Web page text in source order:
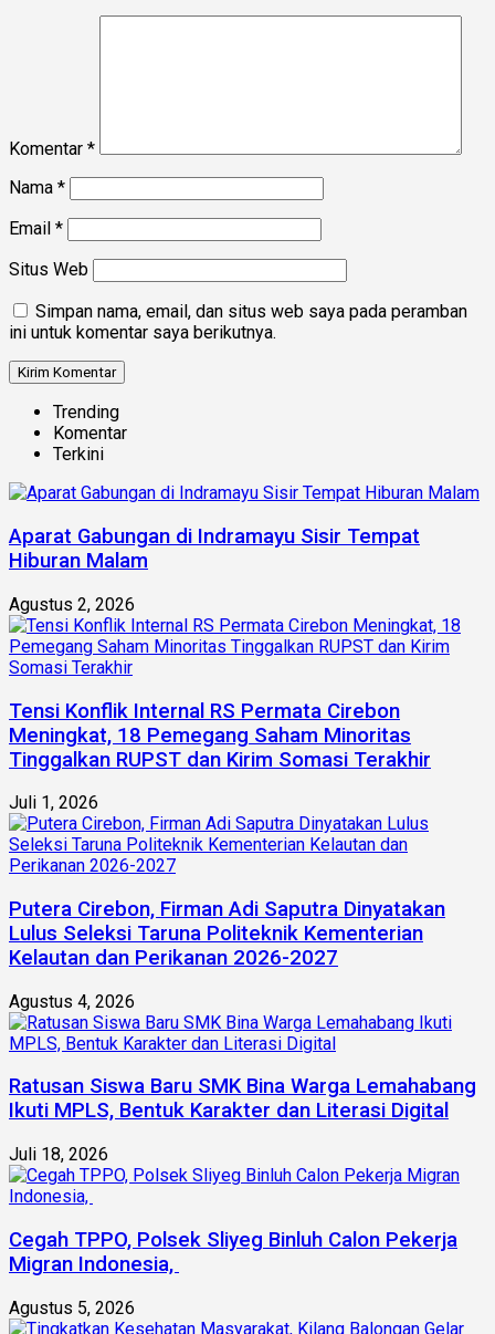
Komentar *
Nama *
Email *
Situs Web
Simpan nama, email, dan situs web saya pada peramban
ini untuk komentar saya berikutnya.
Trending
Komentar
Terkini
Aparat Gabungan di Indramayu Sisir Tempat
Hiburan Malam
Agustus 2, 2026
Tensi Konflik Internal RS Permata Cirebon
Meningkat, 18 Pemegang Saham Minoritas
Tinggalkan RUPST dan Kirim Somasi Terakhir
Juli 1, 2026
Putera Cirebon, Firman Adi Saputra Dinyatakan
Lulus Seleksi Taruna Politeknik Kementerian
Kelautan dan Perikanan 2026-2027
Agustus 4, 2026
Ratusan Siswa Baru SMK Bina Warga Lemahabang
Ikuti MPLS, Bentuk Karakter dan Literasi Digital
Juli 18, 2026
Cegah TPPO, Polsek Sliyeg Binluh Calon Pekerja
Migran Indonesia,
Agustus 5, 2026